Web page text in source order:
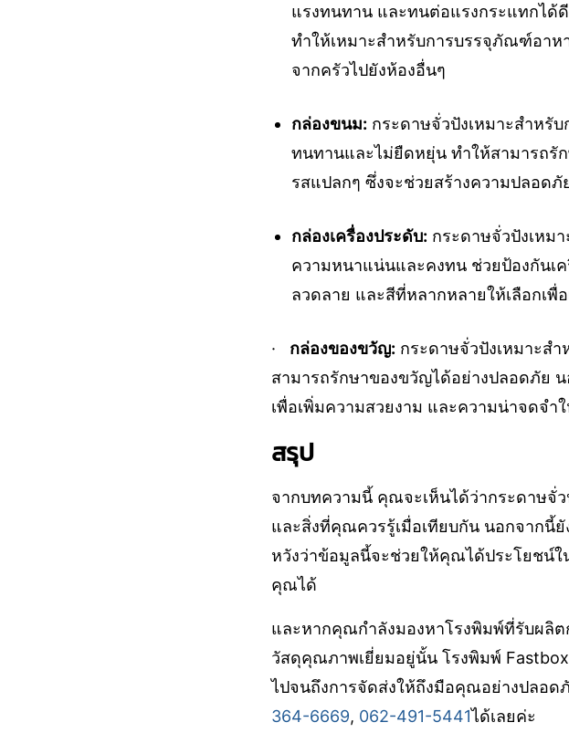
แรงทนทาน และทนต่อแรงกระแทกได้
ทำให้เหมาะสำหรับการบรรจุภัณฑ์อาห
จากครัวไปยังห้องอื่นๆ
กล่องขนม: กระดาษจั่วปังเหมาะสำหรั
ทนทานและไม่ยืดหยุ่น ทำให้สามารถรั
รสแปลกๆ ซึ่งจะช่วยสร้างความปลอด
กล่องเครื่องประดับ: กระดาษจั่วปังเหม
ความหนาแน่นและคงทน ช่วยป้องกันเ
ลวดลาย และสีที่หลากหลายให้เลือกเพื่
· กล่องของขวัญ: กระดาษจั่วปังเหมาะส
สามารถรักษาของขวัญได้อย่างปลอดภัย
เพื่อเพิ่มความสวยงาม และความน่าจดจำ
สรุป
จากบทความนี้ คุณจะเห็นได้ว่ากระดาษจั่
และสิ่งที่คุณควรรู้เมื่อเทียบกัน นอกจากนี้ยั
หวังว่าข้อมูลนี้จะช่วยให้คุณได้ประโยชน์ใ
คุณได้
และหากคุณกำลังมองหาโรงพิมพ์ที่รับผลิ
วัสดุคุณภาพเยี่ยมอยู่นั้น โรงพิมพ์
ไปจนถึงการจัดส่งให้ถึงมือคุณอย่างปลอด
364-6669, 062-491-5441ได้เลยค่ะ